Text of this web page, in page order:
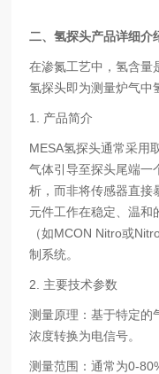
二、氢探头产品详细介
在渗氮工艺中，氢含量
氢探头即为测量炉气中
1. 产品简介
MESA氢探头通常采用
气体引导至探头尾端一
析，而非将传感器直接
元件工作在稳定、温和
（如MCON Nitro或
制系统。
2. 主要技术参数
测量原理：基于特定的
浓度转换为电信号。
测量范围：通常为0-